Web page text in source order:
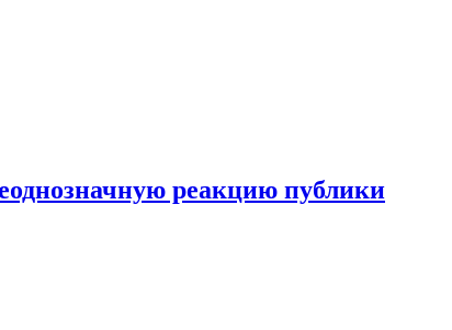
реакцию публики